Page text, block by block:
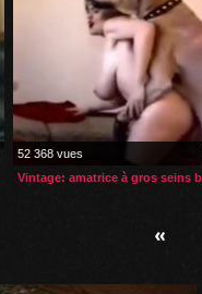
52 368 vues
«